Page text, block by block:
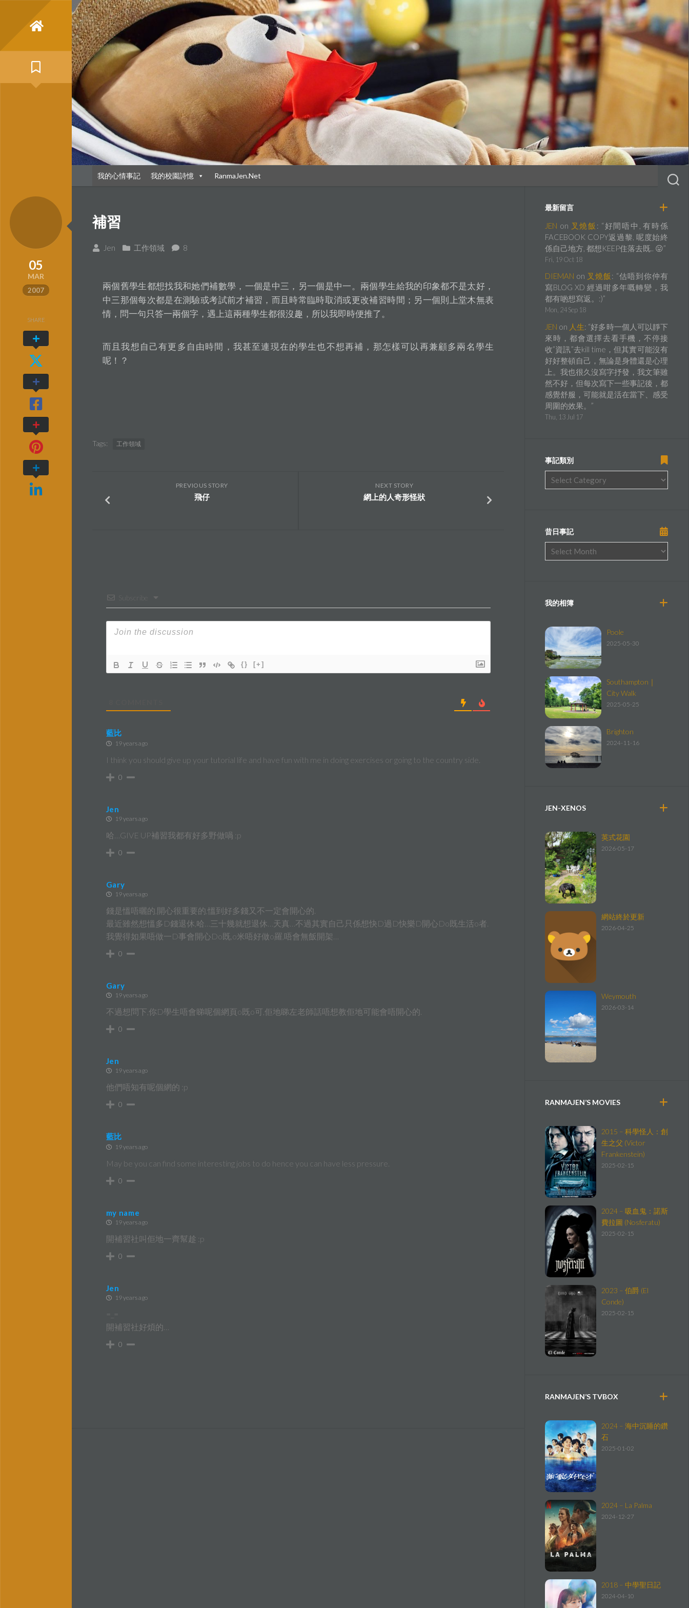
我的心情事記 我的校園詩憶 RanmaJen.Net
05
MAR
2007
補習
Jen 工作領域 8
兩個舊學生都想找我和她們補數學，一個是中三，另一個是中一。兩個學生給我的印象都不是太好，
中三那個每次都是在測驗或考試前才補習，而且時常臨時取消或更改補習時間；另一個則上堂木無表
情，問一句只答一兩個字，遇上這兩種學生都很沒趣，所以我即時便推了。
而且我想自己有更多自由時間，我甚至連現在的學生也不想再補，那怎樣可以再兼顧多兩名學生
呢！？
Tags: 工作領域
SHARE
NEXT STORY
網上的人奇形怪狀
PREVIOUS STORY
飛仔
{} [+]
藍比
19 years ago
I think you should give up your tutorial life and have fun with me in doing exercises or going to the country side.
0
Jen
19 years ago
哈…GIVE UP補習我都有好多野做喎 :p
0
Gary
19 years ago
錢是慍唔曬的,開心很重要的,慍到好多錢又不一定會開心的.
最近雖然想慍多D錢退休,哈…三十幾就想退休…天真…不過其實自己只係想快D過D快樂D開心Do既生活o者.
我覺得如果唔做一D事會開心Do既,o米唔好做o羅,唔會無飯開架…
0
Gary
19 years ago
不過想問下,你D學生唔會睇呢個網頁o既o可,佢地睇左老師話唔想教佢地可能會唔開心的.
0
Jen
19 years ago
他們唔知有呢個網的 :p
0
藍比
19 years ago
May be you can find some interesting jobs to do hence you can have less pressure.
0
my name
19 years ago
開補習社叫佢地一齊幫趁 :p
0
Jen
19 years ago
=_=
開補習社好煩的…
0
最新留言
JEN on 叉燒飯 : “好間唔中, 有時係
FACEBOOK COPY返過黎, 呢度始終
係自己地方, 都想KEEP住落去既.. 😛”
Fri, 19 Oct 18
DIEMAN on 叉燒飯 : “估唔到你仲有
寫BLOG XD 經過咁多年嘅轉變，我
都有啲想寫返。:)”
Mon, 24 Sep 18
JEN on 人生: “好多時一個人可以靜下
來時，都會選擇去看手機，不停接
收”資訊”去kill time，但其實可能沒有
好好整頓自己，無論是身體還是心理
上。我也很久沒寫字抒發，我文筆雖
然不好，但每次寫下一些事記後，都
感覺舒服，可能就是活在當下、感受
周圍的效果。 ”
Thu, 13 Jul 17
事記類別
昔日事記
我的相簿
Poole
2025-05-30
Southampton｜
City Walk
2025-05-25
Brighton
2024-11-16
JEN-XENOS
英式花園
2026-05-17
網站終於更新
2026-04-25
Weymouth
2026-03-14
RANMAJEN’S MOVIES
2015 – 科學怪人：創
生之父 (Victor
Frankenstein)
2025-02-15
2024 – 吸血鬼：諾斯
費拉圖 (Nosferatu)
2025-02-15
2023 – 伯爵 (El
Conde)
2025-02-15
RANMAJEN’S TVBOX
2024 – 海中沉睡的鑽
石
2025-01-02
2024 – La Palma
2024-12-27
2018 – 中學聖日記
2024-04-10